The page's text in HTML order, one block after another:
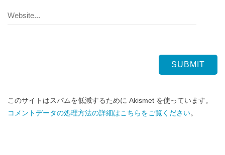
このサイトはスパムを低減するために Akismet を使っています。
コメントデータの処理方法の詳細はこちらをご覧ください。